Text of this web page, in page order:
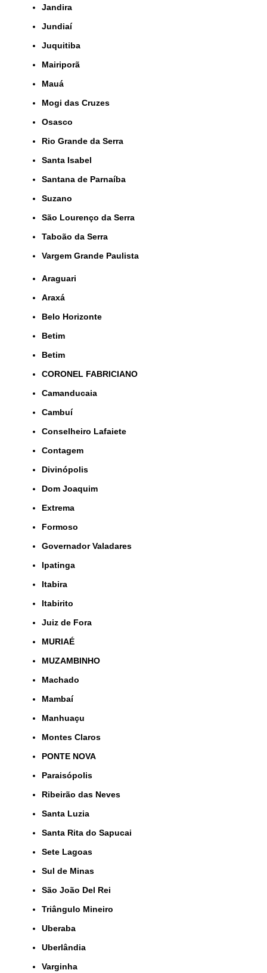
Jandira
Jundiaí
Juquitiba
Mairiporã
Mauá
Mogi das Cruzes
Osasco
Rio Grande da Serra
Santa Isabel
Santana de Parnaíba
Suzano
São Lourenço da Serra
Taboão da Serra
Vargem Grande Paulista
Araguari
Araxá
Belo Horizonte
Betim
Betim
CORONEL FABRICIANO
Camanducaia
Cambuí
Conselheiro Lafaiete
Contagem
Divinópolis
Dom Joaquim
Extrema
Formoso
Governador Valadares
Ipatinga
Itabira
Itabirito
Juiz de Fora
MURIAÉ
MUZAMBINHO
Machado
Mambaí
Manhuaçu
Montes Claros
PONTE NOVA
Paraisópolis
Ribeirão das Neves
Santa Luzia
Santa Rita do Sapucai
Sete Lagoas
Sul de Minas
São João Del Rei
Triângulo Mineiro
Uberaba
Uberlândia
Varginha